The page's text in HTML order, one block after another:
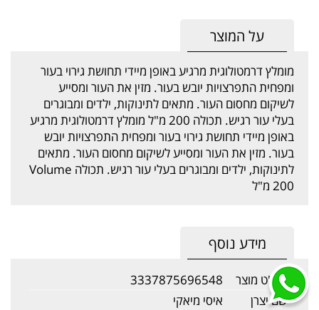
על המוצר
מומלץ דרמטולוגית מרגיע באופן מיידי תחושת גירוי בעור
ומפחית התפרצויות יובש בעור. מזין את העור ומסייע
לשיקום מחסום העור. מתאים לתינוקות, ילדים ומבוגרים
בעלי עור רגיש. תכולה 200 מ"ל מומלץ דרמטולוגית מרגיע
באופן מיידי תחושת גירוי בעור ומפחית התפרצויות יובש
בעור. מזין את העור ומסייע לשיקום מחסום העור. מתאים
לתינוקות, ילדים ומבוגרים בעלי עור רגיש. תכולה Volume
200 מ"ל
מידע נוסף
מק"ט מוצר
3337875696548
שם יצרן
איסי מיאקי